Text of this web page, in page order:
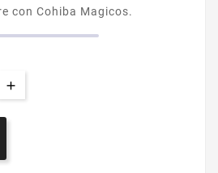
con Cohiba Magicos.